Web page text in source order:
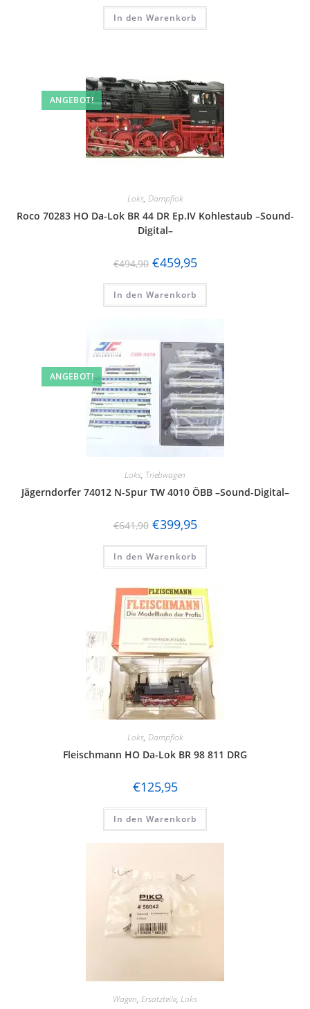
In den Warenkorb
ANGEBOT!
Loks, Dampflok
Roco 70283 HO Da-Lok BR 44 DR Ep.IV Kohlestaub –Sound-
Digital–
€494,90 €459,95
In den Warenkorb
ANGEBOT!
Loks, Triebwagen
Jägerndorfer 74012 N-Spur TW 4010 ÖBB –Sound-Digital–
€641,90 €399,95
In den Warenkorb
Loks, Dampflok
Fleischmann HO Da-Lok BR 98 811 DRG
€125,95
In den Warenkorb
Wagen, Ersatzteile, Loks